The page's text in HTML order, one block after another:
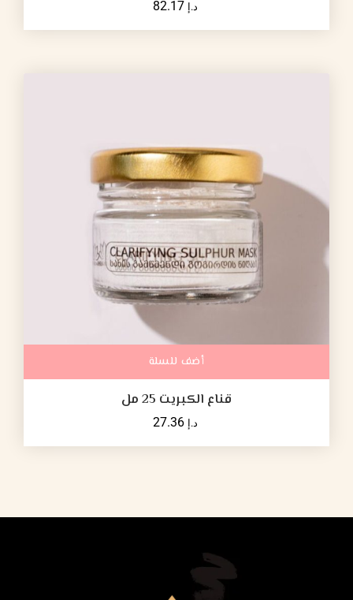
د.إ
أضف للسلة
قناع الكبريت 25 مل
د.إ